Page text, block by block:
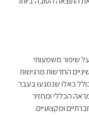
שיפור משמעותי
החדשות מרגישות
כאלו שנמנעו בעבר.
הכללי ומחזיר
ומקצועיים.